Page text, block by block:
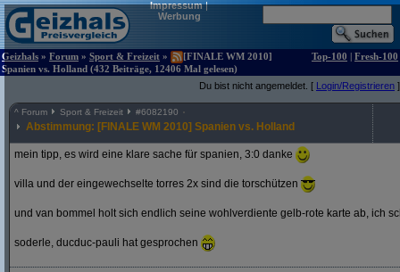
Impressum|
Werbung
Geizhals » Forum » Sport & Freizeit »
[FINALE WM 2010]
Spanien vs. Holland (432 Beiträge, 12406 Mal gelesen)
Top-100 | Fresh-100
Du bist nicht angemeldet. [ Login/Registrieren ]
^ Forum Sport & Freizeit #6082190
Abstimmung: [FINALE WM 2010] Spanien vs. Holland
mein tipp, es wird eine klare sache für spanien, 3:0 danke
villa und der eingewechselte torres 2x sind die torschützen
und van bommel holt sich endlich seine wohlverdiente gelb-rote karte ab, ich
soderle, ducduc-pauli hat gesprochen